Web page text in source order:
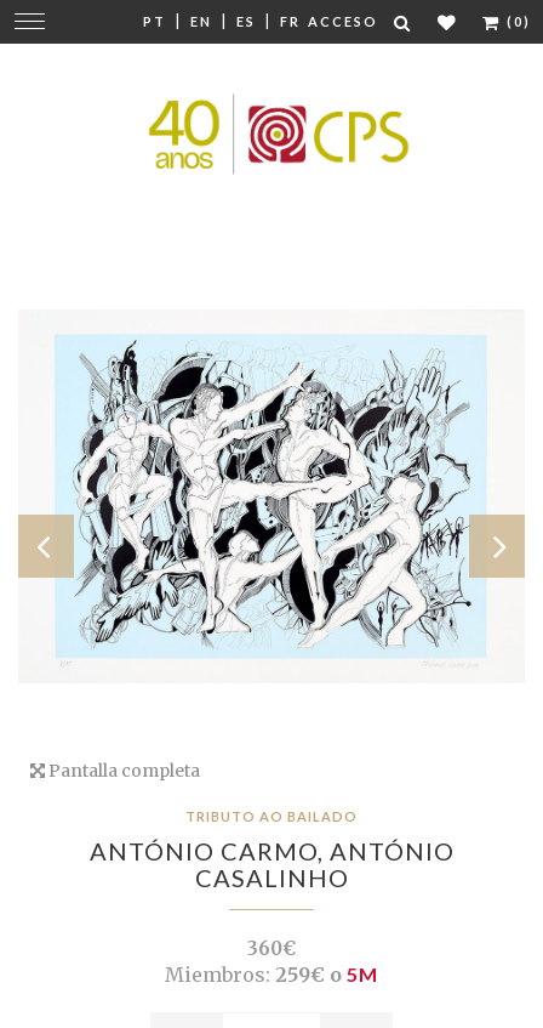
PT | EN | ES | FR ACCESO (0)
Cambiar
navegación
Pantalla completa
TRIBUTO AO BAILADO
ANTÓNIO CARMO, ANTÓNIO
CASALINHO
360€
Miembros: 259€ o 5M